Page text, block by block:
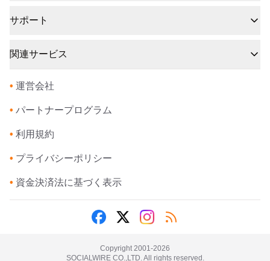
サポート
関連サービス
• 運営会社
• パートナープログラム
• 利用規約
• プライバシーポリシー
• 資金決済法に基づく表示
Copyright 2001-2026
SOCIALWIRE CO.,LTD. All rights reserved.